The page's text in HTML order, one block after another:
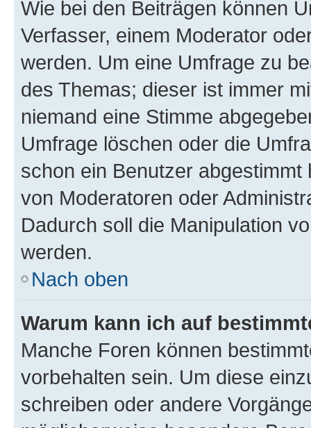
Wie bei den Beiträgen können
Verfasser, einem Moderator
werden. Um eine Umfrage zu
des Themas; dieser ist immer
niemand eine Stimme
Umfrage löschen oder die
schon ein Benutzer
von Moderatoren oder
Dadurch soll die Manipulation
werden.
Nach oben
Warum kann ich auf
Manche Foren können
vorbehalten sein. Um diese
schreiben oder andere